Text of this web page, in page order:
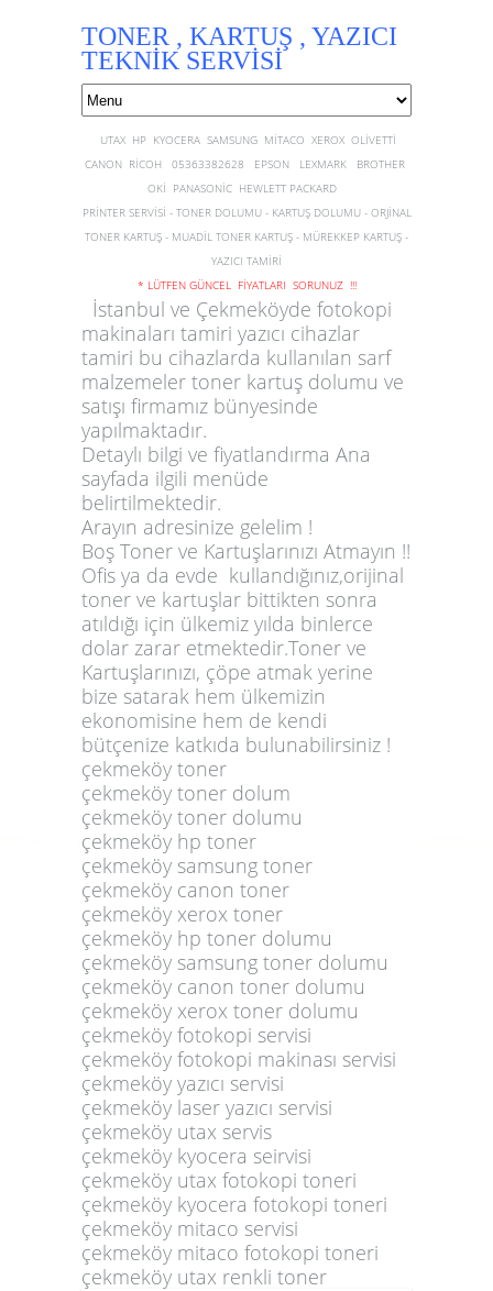
TONER , KARTUŞ , YAZICI
TEKNİK SERVİSİ
UTAX HP KYOCERA SAMSUNG MİTACO XEROX OLİVETTİ
CANON RİCOH 05363382628 EPSON LEXMARK BROTHER
OKİ PANASONİC HEWLETT PACKARD
PRİNTER SERVİSİ - TONER DOLUMU - KARTUŞ DOLUMU - ORJİNAL
TONER KARTUŞ - MUADİL TONER KARTUŞ - MÜREKKEP KARTUŞ -
YAZICI TAMİRİ
* LÜTFEN GÜNCEL FİYATLARI SORUNUZ !!!
İstanbul ve Çekmeköyde fotokopi
makinaları tamiri yazıcı cihazlar
tamiri bu cihazlarda kullanılan sarf
malzemeler toner kartuş dolumu ve
satışı firmamız bünyesinde
yapılmaktadır.
Detaylı bilgi ve fiyatlandırma Ana
sayfada ilgili menüde
belirtilmektedir.
Arayın adresinize gelelim !
Boş Toner ve Kartuşlarınızı Atmayın !!
Ofis ya da evde kullandığınız,orijinal
toner ve kartuşlar bittikten sonra
atıldığı için ülkemiz yılda binlerce
dolar zarar etmektedir.Toner ve
Kartuşlarınızı, çöpe atmak yerine
bize satarak hem ülkemizin
ekonomisine hem de kendi
bütçenize katkıda bulunabilirsiniz !
çekmeköy toner
çekmeköy toner dolum
çekmeköy toner dolumu
çekmeköy hp toner
çekmeköy samsung toner
çekmeköy canon toner
çekmeköy xerox toner
çekmeköy hp toner dolumu
çekmeköy samsung toner dolumu
çekmeköy canon toner dolumu
çekmeköy xerox toner dolumu
çekmeköy fotokopi servisi
çekmeköy fotokopi makinası servisi
çekmeköy yazıcı servisi
çekmeköy laser yazıcı servisi
çekmeköy utax servis
çekmeköy kyocera seirvisi
çekmeköy utax fotokopi toneri
çekmeköy kyocera fotokopi toneri
çekmeköy mitaco servisi
çekmeköy mitaco fotokopi toneri
çekmeköy utax renkli toner